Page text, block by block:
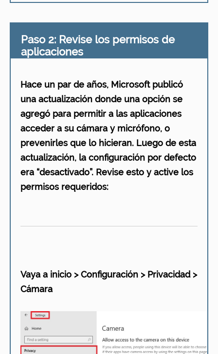
Paso 2: Revise los permisos de
aplicaciones
Hace un par de años, Microsoft publicó
una actualización donde una opción se
agregó para permitir a las aplicaciones
acceder a su cámara y micrófono, o
prevenirles que lo hicieran. Luego de esta
actualización, la configuración por defecto
era “desactivado”. Revise esto y active los
permisos requeridos:
Vaya a inicio > Configuración > Privacidad >
Cámara